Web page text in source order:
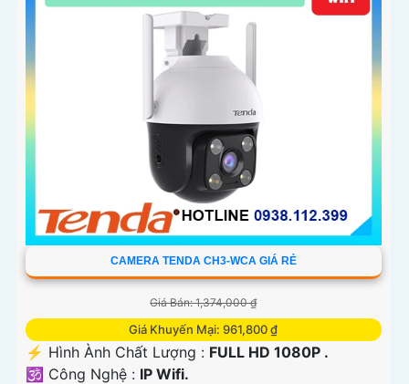
CAMERA TENDA CH3-WCA GIÁ RẺ
Giá Bán: 1,374,000 ₫
Giá Khuyến Mại: 961,800 ₫
️⚡ Hình Ành Chất Lượng : FULL HD 1080P .
🕉️ Công Nghệ : IP Wifi.